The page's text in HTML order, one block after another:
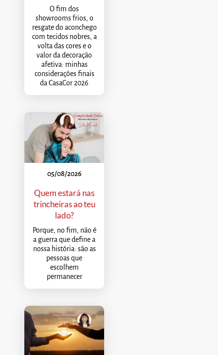
O fim dos
showrooms frios, o
resgate do aconchego
com tecidos nobres, a
volta das cores e o
valor da decoração
afetiva: minhas
considerações finais
da CasaCor 2026
05/08/2026
Quem estará nas
trincheiras ao teu
lado?
Porque, no fim, não é
a guerra que define a
nossa história: são as
pessoas que
escolhem
permanecer